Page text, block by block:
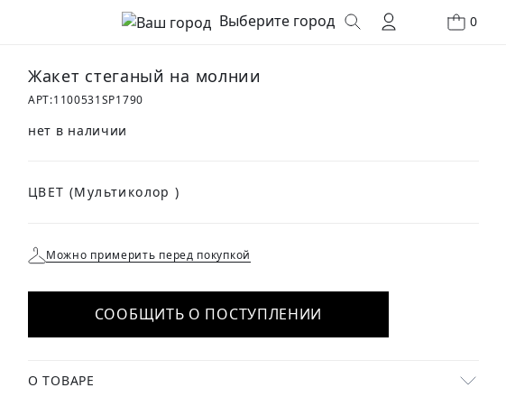
Выберите город 0
Жакет стеганый на молнии
АРТ:1100531SP1790
нет в наличии
ЦВЕТ (Мультиколор )
Можно примерить перед покупкой
СООБЩИТЬ О ПОСТУПЛЕНИИ
О ТОВАРЕ